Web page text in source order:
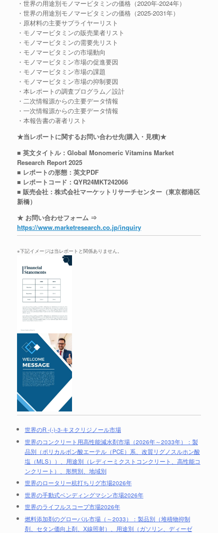
・世界の用途別モノマービタミンの価格（2020年-2024年）
・世界の用途別モノマービタミンの価格（2025-2031年）
・原材料の主要サプライヤーリスト
・モノマービタミンの販売業者リスト
・モノマービタミンの需要先リスト
・モノマービタミンの市場動向
・モノマービタミン市場の促進要因
・モノマービタミン市場の課題
・モノマービタミン市場の抑制要因
・本レポートの調査プログラム／設計
・二次情報源からの主要データ情報
・一次情報源からの主要データ情報
・本報告書の著者リスト
★当レポートに関するお問い合わせ先(購入・見積)★
■ 英文タイトル：Global Monomeric Vitamins Market
Research Report 2025
■ レポートの形態：英文PDF
■ レポートコード：QYR24MKT242066
■ 販売会社：株式会社マーケットリサーチセンター（東京都港区
新橋）
★ お問い合わせフォーム ⇒
https://www.marketresearch.co.jp/inquiry
※下記イメージは当レポートと関係ありません。
世界のR -(-)-3-キヌクリジノール市場
世界のコンクリート用高性能減水剤市場（2026年～2033年）：製
品別（ポリカルボン酸エーテル（PCE）系、改質リグノスルホン酸
塩（MLS））、用途別（レディーミクストコンクリート、高性能コ
ンクリート）、形態別、地域別
世界のロータリー杭打ちリグ市場2026年
世界の手動式ベンディングマシン市場2026年
世界のライフルスコープ市場2026年
燃料添加剤のグローバル市場（～2033）：製品別（堆積物抑制
剤、セタン価向上剤、X線照射）、用途別（ガソリン、ディーゼ